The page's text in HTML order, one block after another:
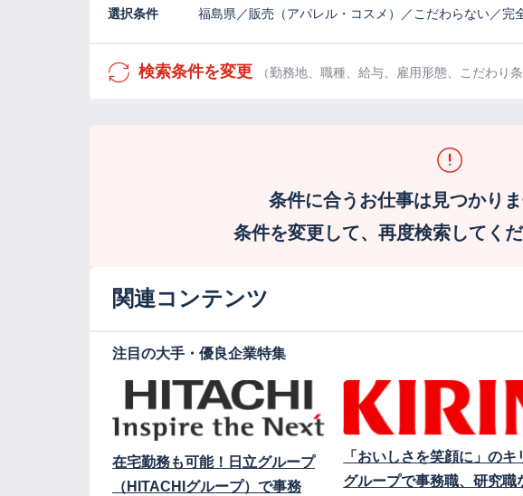
選択条件 福島県／販売（アパレル・コスメ）／こだわらない／完
検索条件を変更 （勤務地、職種、給与、雇用形態、こだわり条
条件に合うお仕事は見つかりま
条件を変更して、再度検索してく
関連コンテンツ
注目の大手・優良企業特集
在宅勤務も可能！日立グループ
（HITACHIグループ）で事務
「おいしさを笑顔に」のキ
グループで事務職、研究職